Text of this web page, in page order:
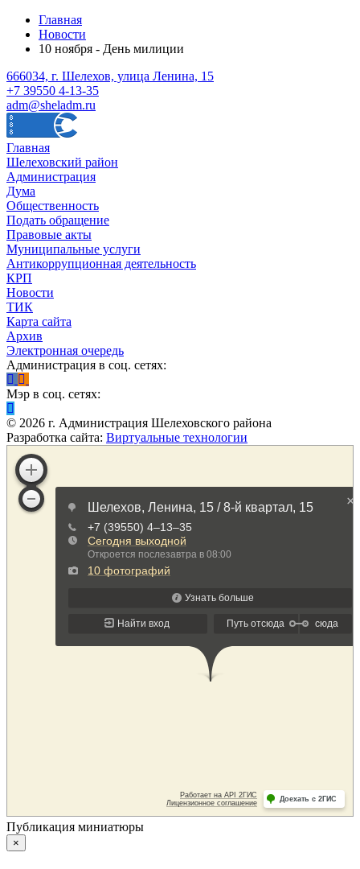
Главная
Новости
10 ноября - День милиции
666034, г. Шелехов, улица Ленина, 15
+7 39550 4-13-35
adm@sheladm.ru
Главная
Шелеховский район
Администрация
Дума
Общественность
Подать обращение
Правовые акты
Муниципальные услуги
Антикоррупционная деятельность
КРП
Новости
ТИК
Карта сайта
Архив
Электронная очередь
Администрация в соц. сетях:
Мэр в соц. сетях:
© 2026 г. Администрация Шелеховского района
Разработка сайта: Виртуальные технологии
Публикация миниатюры
×